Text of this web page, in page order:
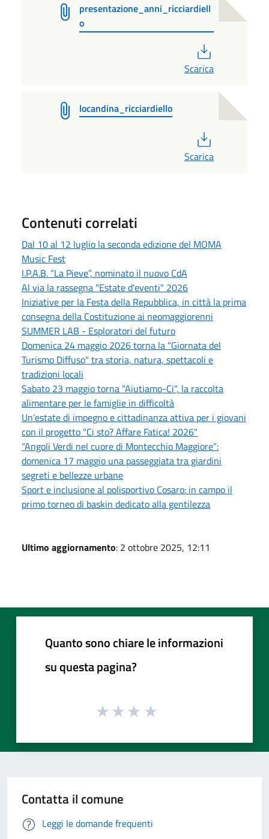
presentazione_anni_ricciardiell
o
Scarica
locandina_ricciardiello
Scarica
Contenuti correlati
Dal 10 al 12 luglio la seconda edizione del MOMA
Music Fest
I.P.A.B. “La Pieve”, nominato il nuovo CdA
Al via la rassegna "Estate d'eventi" 2026
Iniziative per la Festa della Repubblica, in città la prima
consegna della Costituzione ai neomaggiorenni
SUMMER LAB - Esploratori del futuro
Domenica 24 maggio 2026 torna la "Giornata del
Turismo Diffuso" tra storia, natura, spettacoli e
tradizioni locali
Sabato 23 maggio torna "Aiutiamo-Ci", la raccolta
alimentare per le famiglie in difficoltà
Un’estate di impegno e cittadinanza attiva per i giovani
con il progetto "Ci sto? Affare Fatica! 2026"
“Angoli Verdi nel cuore di Montecchio Maggiore”:
domenica 17 maggio una passeggiata tra giardini
segreti e bellezze urbane
Sport e inclusione al polisportivo Cosaro: in campo il
primo torneo di baskin dedicato alla gentilezza
Ultimo aggiornamento: 2 ottobre 2025, 12:11
Quanto sono chiare le informazioni
su questa pagina?
Contatta il comune
Leggi le domande frequenti